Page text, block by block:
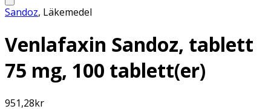
Sandoz, Läkemedel
Venlafaxin Sandoz, tablett
75 mg, 100 tablett(er)
951,28kr